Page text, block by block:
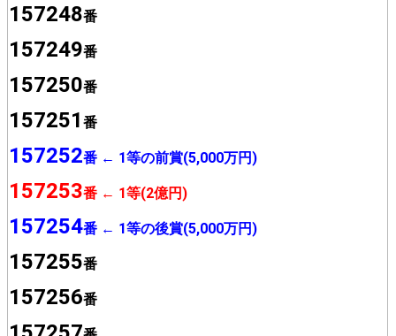
157248番
157249番
157250番
157251番
157252番 ← 1等の前賞(5,000万円)
157253番 ← 1等(2億円)
157254番 ← 1等の後賞(5,000万円)
157255番
157256番